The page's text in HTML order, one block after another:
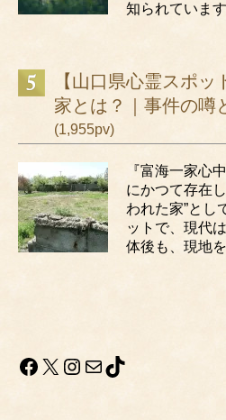
知られていま
【山口県心霊スポ
家とは？｜事件の噂
(1,955pv)
『富海一家心
にかつて存在
われた家”とし
ットで、現代
体後も、現地
Facebook
X Instagram
メールTikTok